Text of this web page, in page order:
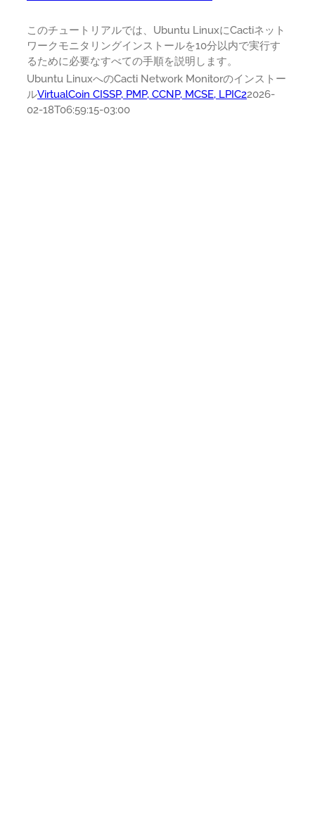
このチュートリアルでは、Ubuntu LinuxにCactiネット
ワークモニタリングインストールを10分以内で実行す
るために必要なすべての手順を説明します。
Ubuntu LinuxへのCacti Network Monitorのインストー
ルVirtualCoin CISSP, PMP, CCNP, MCSE, LPIC22026-
02-18T06:59:15-03:00